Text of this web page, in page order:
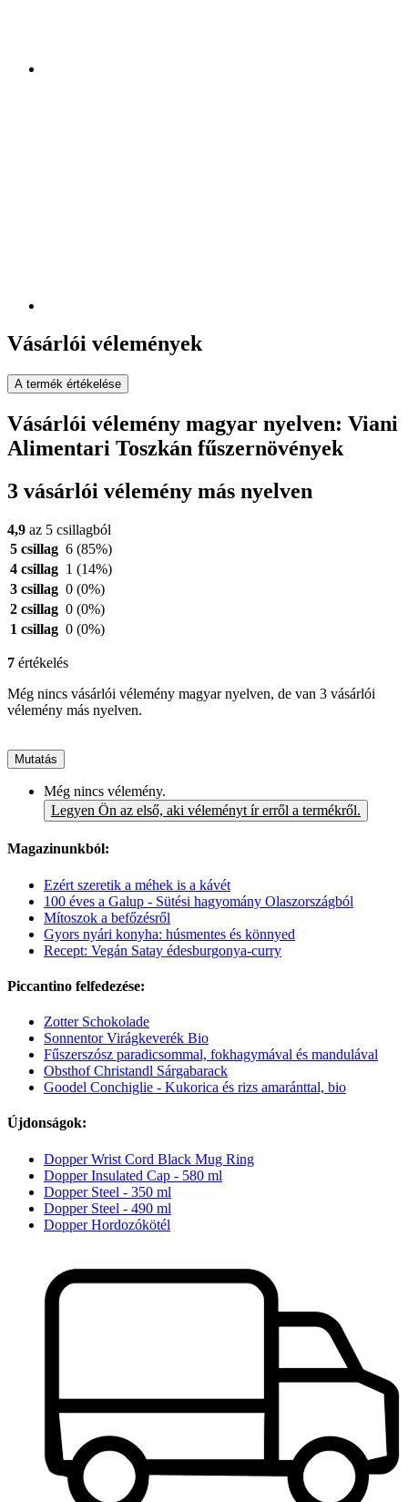
Vásárlói vélemények
A termék értékelése
Vásárlói vélemény magyar nyelven: Viani
Alimentari Toszkán fűszernövények
3 vásárlói vélemény más nyelven
4,9 az 5 csillagból
5 csillag 6 (85%)
4 csillag 1 (14%)
3 csillag 0 (0%)
2 csillag 0 (0%)
1 csillag 0 (0%)
7 értékelés
Még nincs vásárlói vélemény magyar nyelven, de van 3 vásárlói
vélemény más nyelven.
Mutatás
Még nincs vélemény.
Legyen Ön az első, aki véleményt ír erről a termékről.
Magazinunkból:
Ezért szeretik a méhek is a kávét
100 éves a Galup - Sütési hagyomány Olaszországból
Mítoszok a befőzésről
Gyors nyári konyha: húsmentes és könnyed
Recept: Vegán Satay édesburgonya-curry
Piccantino felfedezése:
Zotter Schokolade
Sonnentor Virágkeverék Bio
Fűszerszósz paradicsommal, fokhagymával és mandulával
Obsthof Christandl Sárgabarack
Goodel Conchiglie - Kukorica és rizs amaránttal, bio
Újdonságok:
Dopper Wrist Cord Black Mug Ring
Dopper Insulated Cap - 580 ml
Dopper Steel - 350 ml
Dopper Steel - 490 ml
Dopper Hordozókötél